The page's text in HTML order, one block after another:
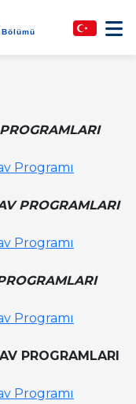
Programı
PROGRAMLARI
Programı
Programı
PROGRAMLARI
Programı